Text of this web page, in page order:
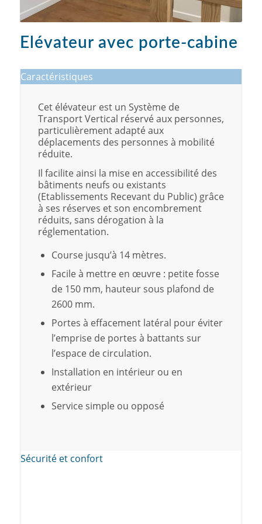
Elévateur avec porte-cabine
Caractéristiques
Cet élévateur est un Système de
Transport Vertical réservé aux personnes,
particulièrement adapté aux
déplacements des personnes à mobilité
réduite.
Il facilite ainsi la mise en accessibilité des
bâtiments neufs ou existants
(Etablissements Recevant du Public) grâce
à ses réserves et son encombrement
réduits, sans dérogation à la
réglementation.
Course jusqu’à 14 mètres.
Facile à mettre en œuvre : petite fosse
de 150 mm, hauteur sous plafond de
2600 mm.
Portes à effacement latéral pour éviter
l’emprise de portes à battants sur
l’espace de circulation.
Installation en intérieur ou en
extérieur
Service simple ou opposé
Sécurité et confort